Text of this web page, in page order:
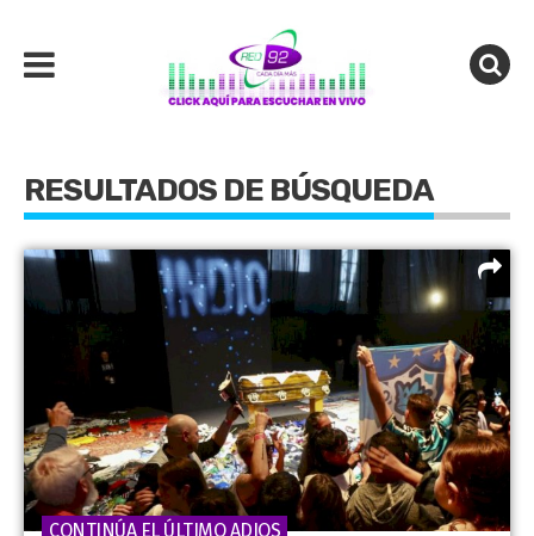
RESULTADOS DE BÚSQUEDA
CONTINÚA EL ÚLTIMO ADIOS